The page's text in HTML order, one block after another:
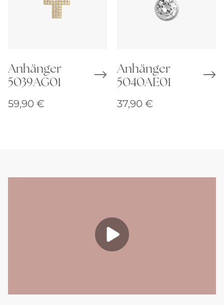
Anhänger
5039AG01
59,90 €
Anhänger
5040AE01
37,90 €